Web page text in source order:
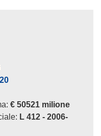
€ 50521 milione
L 412 - 2006-